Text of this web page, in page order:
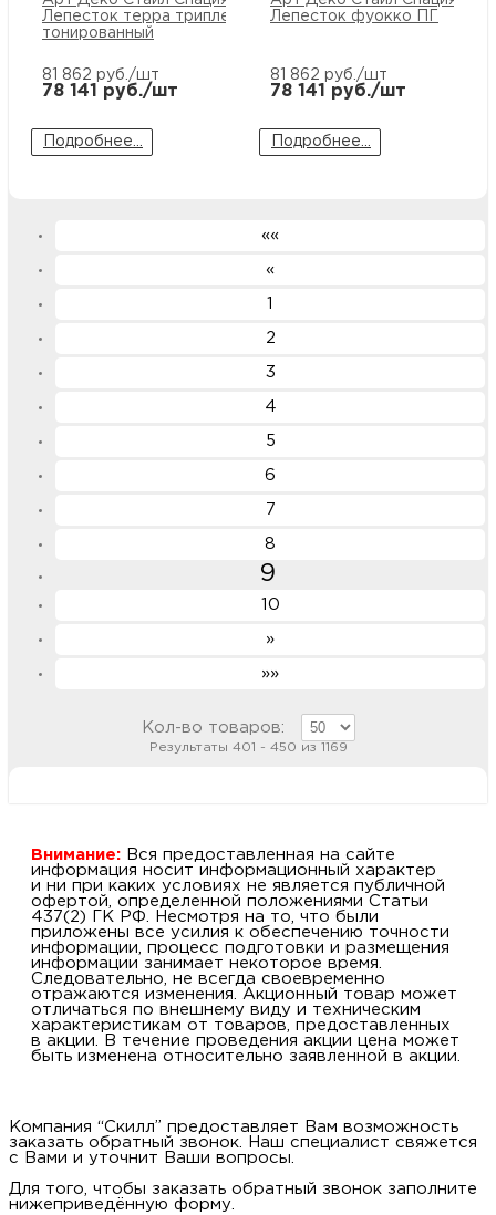
Лепесток терра триплекс
тонированный
81 862 руб./шт
78 141 руб./шт
Подробнее...
Лепесток фуокко ПГ
81 862 руб./шт
78 141 руб./шт
Подробнее...
««
«
1
2
3
4
5
6
7
8
9
10
»
»»
Кол-во товаров:
Результаты 401 - 450 из 1169
Внимание: Вся предоставленная на сайте
информация носит информационный характер
и ни при каких условиях не является публичной
офертой, определенной положениями Статьи
437(2) ГК РФ. Несмотря на то, что были
приложены все усилия к обеспечению точности
информации, процесс подготовки и размещения
информации занимает некоторое время.
Следовательно, не всегда своевременно
отражаются изменения. Акционный товар может
отличаться по внешнему виду и техническим
характеристикам от товаров, предоставленных
в акции. В течение проведения акции цена может
быть изменена относительно заявленной в акции.
Компания “Скилл” предоставляет Вам возможность
заказать обратный звонок. Наш специалист свяжется
с Вами и уточнит Ваши вопросы.
Для того, чтобы заказать обратный звонок заполните
нижеприведённую форму.